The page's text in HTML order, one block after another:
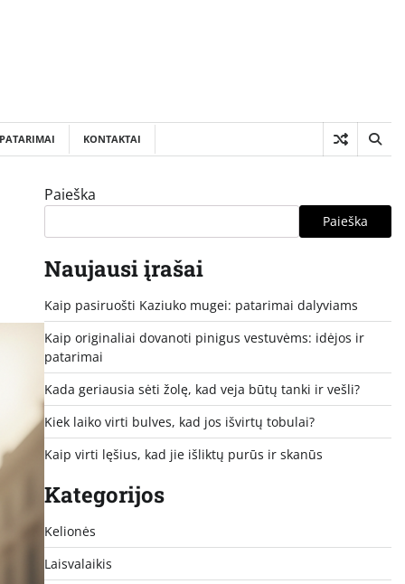
PATARIMAI KONTAKTAI
Paieška
Paieška
Naujausi įrašai
Kaip pasiruošti Kaziuko mugei: patarimai dalyviams
Kaip originaliai dovanoti pinigus vestuvėms: idėjos ir
patarimai
Kada geriausia sėti žolę, kad veja būtų tanki ir vešli?
Kiek laiko virti bulves, kad jos išvirtų tobulai?
Kaip virti lęšius, kad jie išliktų purūs ir skanūs
Kategorijos
Kelionės
Laisvalaikis